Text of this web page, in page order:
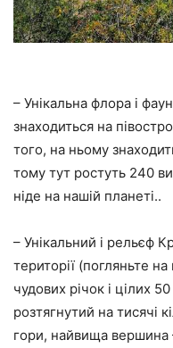
– Унікальна флора і
знаходиться на
того, на ньому
тому тут ростуть 240
ніде на нашій планеті..
– Унікальний і рельєф
території (погляньте
чудових річок і цілих
розтягнутий на тисячі
гори, найвища вершина